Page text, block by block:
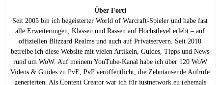
Über Forti
Seit 2005 bin ich begeisterter World of Warcraft-Spieler und habe fast
alle Erweiterungen, Klassen und Rassen auf Höchstlevel erlebt – auf
offiziellen Blizzard Realms und auch auf Privatservern. Seit 2010
betreibe ich diese Website mit vielen Artikeln, Guides, Tipps und News
rund um WoW. Auf meinem YouTube-Kanal habe ich über 120 WoW
Videos & Guides zu PvE, PvP veröffentlicht, die Zehntausende Aufrufe
generierten. Als Content Creator war ich für justnetwork.eu (ehemals